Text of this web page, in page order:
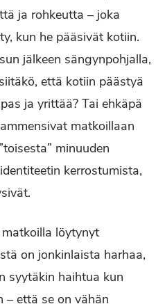
ja rohkeutta – joka
kun he pääsivät kotiin.
jälkeen sängynpohjalla,
että kotiin päästyä
ja yrittää? Tai ehkäpä
matkoillaan
minuuden
kerrostumista,
löytynyt
on jonkinlaista harhaa,
syytäkin haihtua kun
– että se on vähän